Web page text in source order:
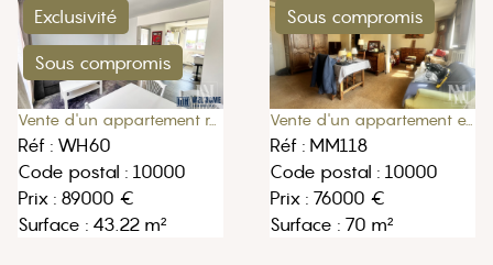
Exclusivité
Sous compromis
Vente d'un appartement rénové 2 pièces 43,22 m2 à Troyes
Réf : WH60
Code postal : 10000
Prix : 89000 €
Surface : 43.22 m²
Sous compromis
Vente d'un appartement entièrement à rénover de 70m2 à Troyes
Réf : MM118
Code postal : 10000
Prix : 76000 €
Surface : 70 m²